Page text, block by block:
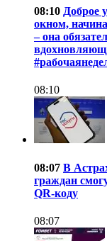
08:10 Доброе
окном,
– она
08:10
08:07 В
граждан
QR-коду
08:07